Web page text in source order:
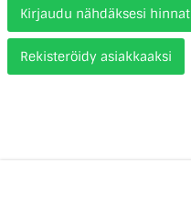
Kirjaudu nähdäksesi hinnat
Rekisteröidy asiakkaaksi